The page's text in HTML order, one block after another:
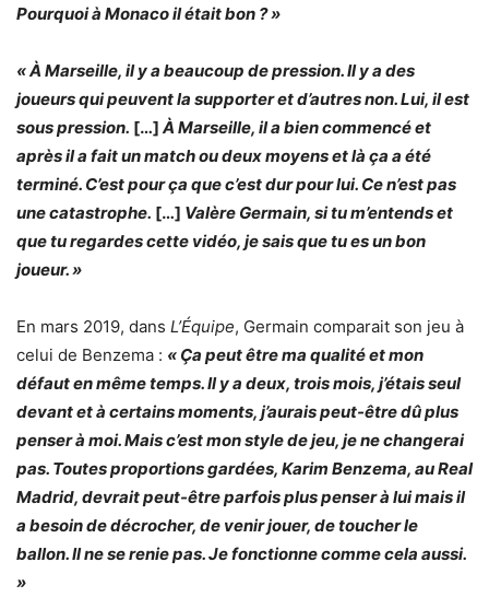
Pourquoi à Monaco il était bon ? »
« À Marseille, il y a beaucoup de pression. Il y a des
joueurs qui peuvent la supporter et d’autres non. Lui, il est
sous pression. […] À Marseille, il a bien commencé et
après il a fait un match ou deux moyens et là ça a été
terminé. C’est pour ça que c’est dur pour lui. Ce n’est pas
une catastrophe. […] Valère Germain, si tu m’entends et
que tu regardes cette vidéo, je sais que tu es un bon
joueur. »
En mars 2019, dans L’Équipe, Germain comparait son jeu à
celui de Benzema : « Ça peut être ma qualité et mon
défaut en même temps. Il y a deux, trois mois, j’étais seul
devant et à certains moments, j’aurais peut-être dû plus
penser à moi. Mais c’est mon style de jeu, je ne changerai
pas. Toutes proportions gardées, Karim Benzema, au Real
Madrid, devrait peut-être parfois plus penser à lui mais il
a besoin de décrocher, de venir jouer, de toucher le
ballon. Il ne se renie pas. Je fonctionne comme cela aussi.
»